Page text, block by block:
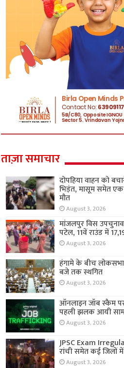
ताज़ा समाचार
दोपहिया वाहन को
भिड़ंत, मासूम समेत एक
मौत
August 3, 2026
मांजलपुर विस
पटेल, 11वें राउंड में
August 3, 2026
हंगामे के बीच
बजे तक स्थगित
August 3, 2026
ऑनलाइन जॉब स्कैम पर
पहली झलक आयी
August 3, 2026
JPSC Exam
रांची समेत कई जिलों
August 3, 2026